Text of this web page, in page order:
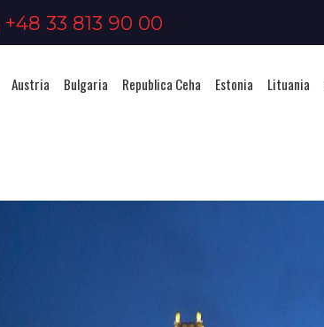
+48 33 813 90 00
Austria Bulgaria Republica Ceha Estonia Lituania